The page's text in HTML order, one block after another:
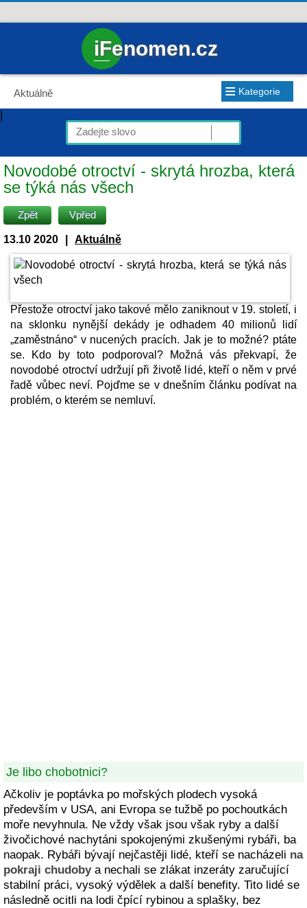
iFenomen.cz
Aktuálně ≡ Kategorie
|
Novodobé otroctví - skrytá hrozba, která
se týká nás všech
Zpět Vpřed
13.10 2020 Aktuálně
Přestože otroctví jako takové mělo zaniknout v 19. století, i
na sklonku nynější dekády je odhadem 40 milionů lidí
„zaměstnáno“ v nucených pracích. Jak je to možné? ptáte
se. Kdo by toto podporoval? Možná vás překvapí, že
novodobé otroctví udržují při životě lidé, kteří o něm v prvé
řadě vůbec neví. Pojďme se v dnešním článku podívat na
problém, o kterém se nemluví.
Je libo chobotnici?
Ačkoliv je poptávka po mořských plodech vysoká
především v USA, ani Evropa se tužbě po pochoutkách
moře nevyhnula. Ne vždy však jsou však ryby a další
živočichové nachytáni spokojenými zkušenými rybáři, ba
naopak. Rybáři bývají nejčastěji lidé, kteří se nacházeli na
pokraji chudobya nechali se zlákat inzeráty zaručující
stabilní práci, vysoký výdělek a další benefity. Tito lidé se
následně ocitli na lodi čpící rybinou a splašky, bez